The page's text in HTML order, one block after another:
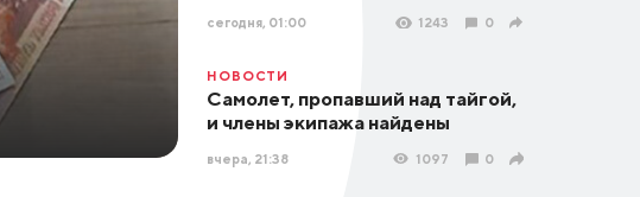
сегодня, 01:00 1243 0
НОВОСТИ
Самолет, пропавший над тайгой,
и члены экипажа найдены
вчера, 21:38 1097 0